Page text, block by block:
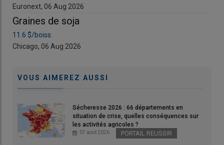
Lire aussi |Nord céréales : chute de 70 % de ses
exportations céréalières en 2024-2025
campagnes commerciales 2023-2024 (2 070 947 t) et 2022-
2023 (2 195 000 t). Il est même inférieur à la moyenne
triennale (calculée sur 2021-2022/2023-2024).
Diversification des produits
agricoles exportés
Euronext, 06 Aug 2026
Graines de soja
11.6 $/boiss.
Chicago, 06 Aug 2026
VOUS AIMEREZ AUSSI
Sécheresse 2026 : 66 départements en
situation de crise, quelles conséquences sur
les activités agricoles ?
07 août 2026 PORTAIL REUSSIR